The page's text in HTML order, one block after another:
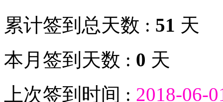
累计签到总天数 : 51 天
本月签到天数 : 0 天
上次签到时间 : 2018-06-